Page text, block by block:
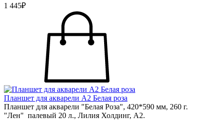
1 445₽
Планшет для акварели А2 Белая роза
Планшет для акварели "Белая Роза", 420*590 мм, 260 г.
"Лен" палевый 20 л., Лилия Холдинг, А2.